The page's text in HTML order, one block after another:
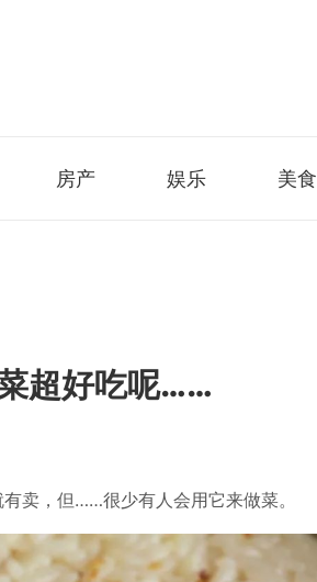
房产 娱乐 美食
超好吃呢……
卖，但……很少有人会用它来做菜。